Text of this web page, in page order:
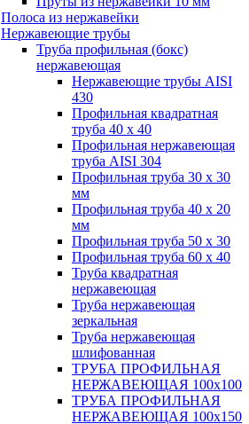
Полоса из нержавейки
Нержавеющие трубы
Труба профильная (бокс)
нержавеющая
Нержавеющие трубы AISI
430
Профильная квадратная
труба 40 х 40
Профильная нержавеющая
труба AISI 304
Профильная труба 30 х 30
мм
Профильная труба 40 х 20
мм
Профильная труба 50 х 30
Профильная труба 60 х 40
Труба квадратная
нержавеющая
Труба нержавеющая
зеркальная
Труба нержавеющая
шлифованная
ТРУБА ПРОФИЛЬНАЯ
НЕРЖАВЕЮЩАЯ 100х100
ТРУБА ПРОФИЛЬНАЯ
НЕРЖАВЕЮЩАЯ 100х150